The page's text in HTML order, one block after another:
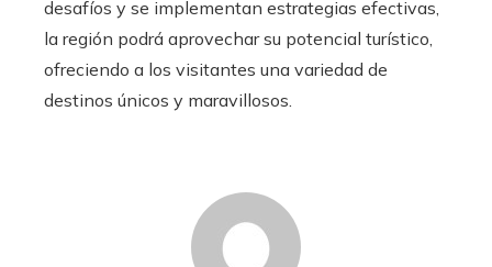
desafíos y se implementan estrategias efectivas,
la región podrá aprovechar su potencial turístico,
ofreciendo a los visitantes una variedad de
destinos únicos y maravillosos.